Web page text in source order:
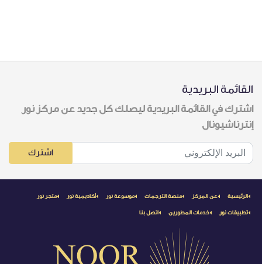
القائمة البريدية
اشترك في القائمة البريدية ليصلك كل جديد عن مركز نور
إنترناشيونال
اشترك
الرئيسية عن المركز منصة الترجمات موسوعة نور أكاديمية نور متجر نور
تطبيقات نور خدمات المطورين اتصل بنا